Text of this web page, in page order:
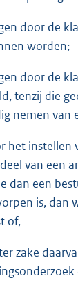
door de
worden;
door de
tenzij die
nemen van
het instellen
van een
dan een
is, dan
of,
zake